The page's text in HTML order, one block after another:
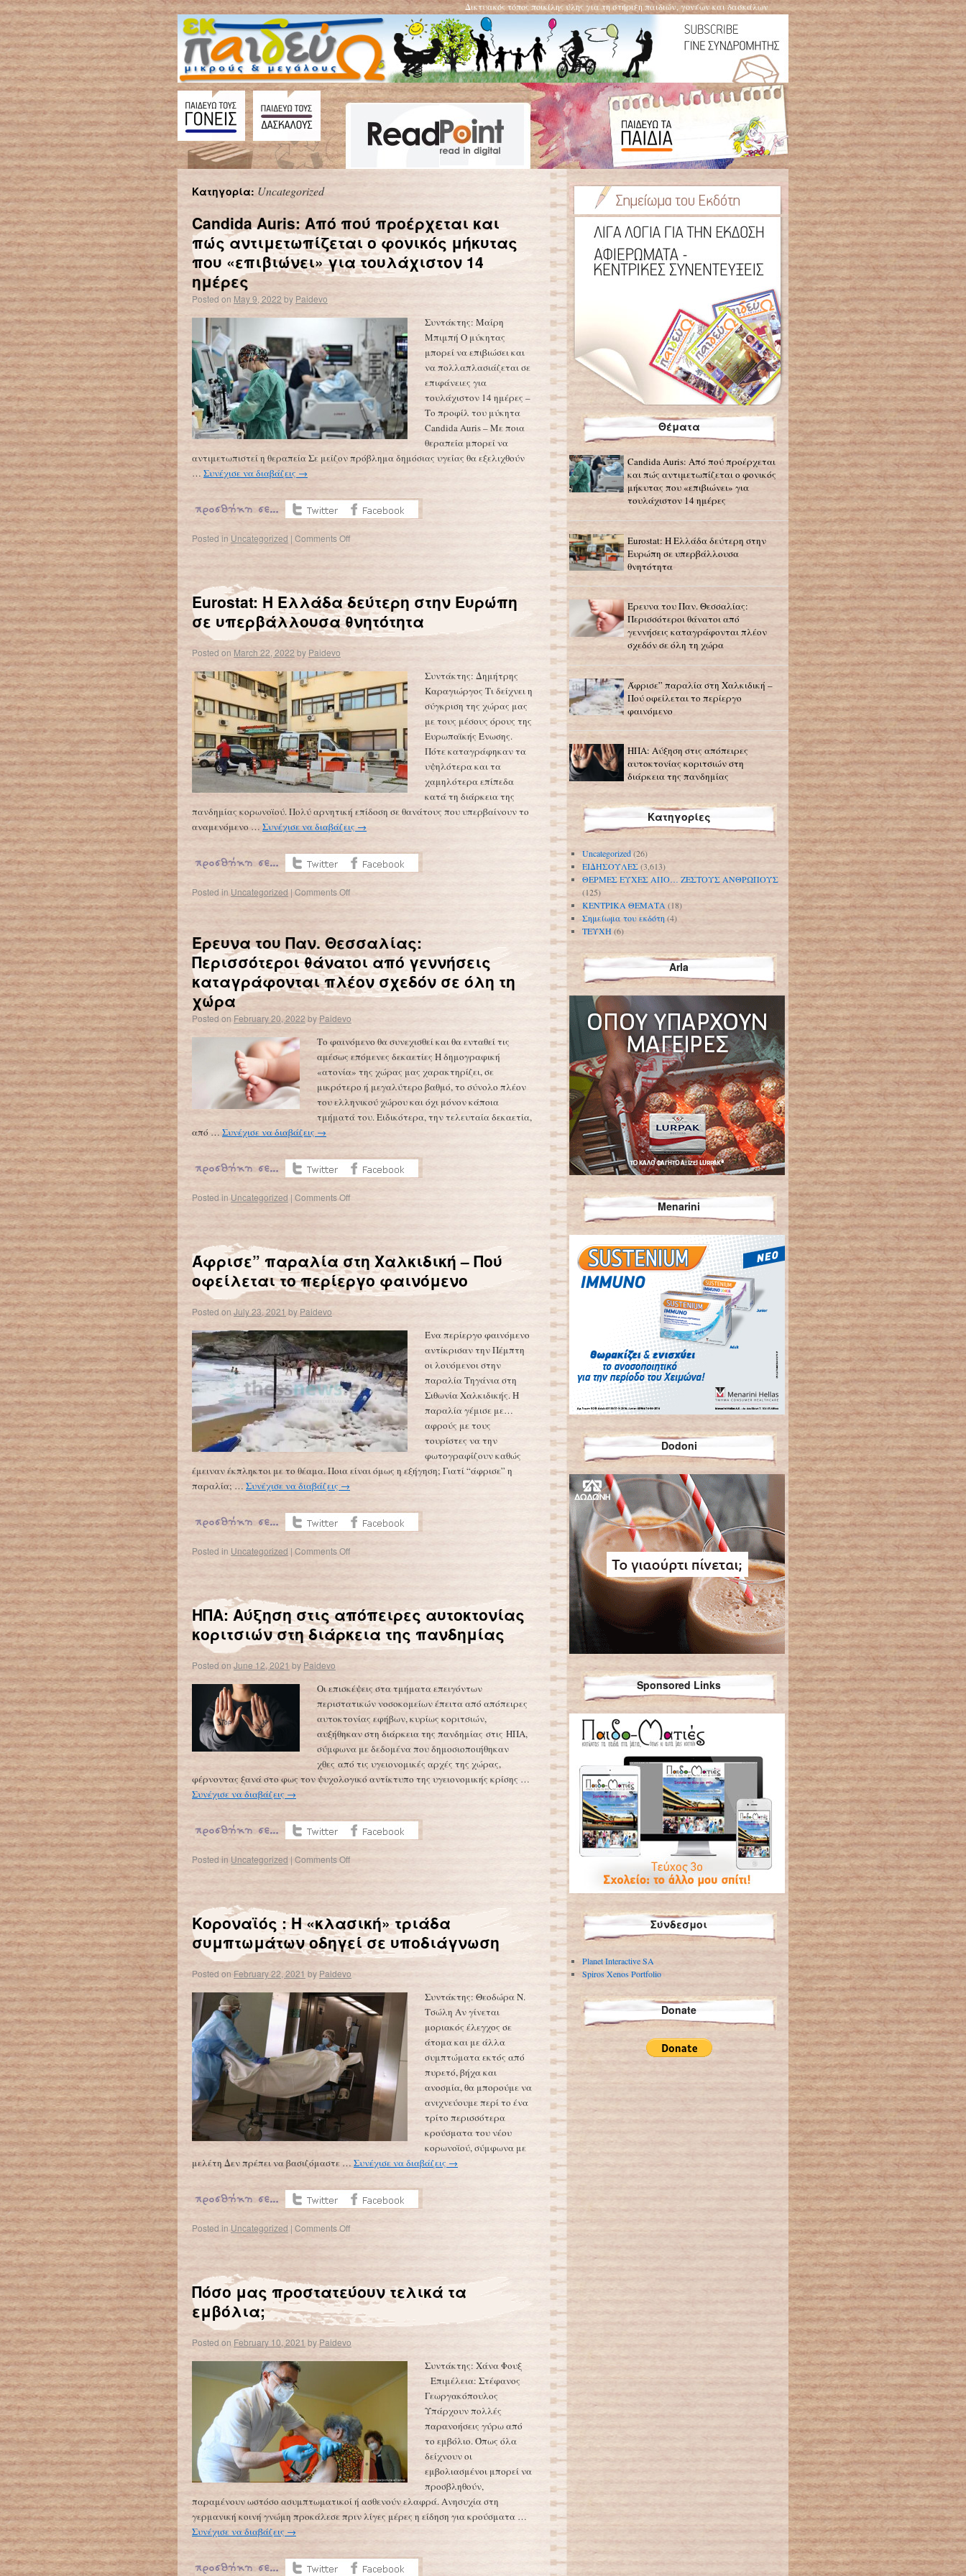
Δικτυακός τόπος ποικίλης ύλης για τη στήριξη παιδιών, γονέων και δασκάλων
Κατηγορία: Uncategorized
Candida Auris: Από πού προέρχεται και
πώς αντιμετωπίζεται ο φονικός μήκυτας
που «επιβιώνει» για τουλάχιστον 14
ημέρες
Posted on May 9, 2022 by Paidevo
Συντάκτης: Μαίρη
Μπιμπή Ο μύκητας
μπορεί να επιβιώσει και
να πολλαπλασιάζεται σε
επιφάνειες για
τουλάχιστον 14 ημέρες –
Το προφίλ του μύκητα
Candida Auris – Με ποια
θεραπεία μπορεί να
αντιμετωπιστεί η θεραπεία Σε μείζον πρόβλημα δημόσιας υγείας θα εξελιχθούν
… Συνέχισε να διαβάζεις →
Posted in Uncategorized | Comments Off
Eurostat: Η Ελλάδα δεύτερη στην Ευρώπη
σε υπερβάλλουσα θνητότητα
Posted on March 22, 2022 by Paidevo
Συντάκτης: Δημήτρης
Καραγιώργος Τι δείχνει η
σύγκριση της χώρας μας
με τους μέσους όρους της
Ευρωπαϊκής Ένωσης.
Πότε καταγράφηκαν τα
υψηλότερα και τα
χαμηλότερα επίπεδα
κατά τη διάρκεια της
πανδημίας κορωνοϊού. Πολύ αρνητική επίδοση σε θανάτους που υπερβαίνουν το
αναμενόμενο … Συνέχισε να διαβάζεις →
Posted in Uncategorized | Comments Off
Έρευνα του Παν. Θεσσαλίας:
Περισσότεροι θάνατοι από γεννήσεις
καταγράφονται πλέον σχεδόν σε όλη τη
χώρα
Posted on February 20, 2022 by Paidevo
Το φαινόμενο θα συνεχισθεί και θα ενταθεί τις
αμέσως επόμενες δεκαετίες Η δημογραφική
«ατονία» της χώρας μας χαρακτηρίζει, σε
μικρότερο ή μεγαλύτερο βαθμό, το σύνολο πλέον
του ελληνικού χώρου και όχι μόνον κάποια
τμήματά του. Ειδικότερα, την τελευταία δεκαετία,
από …Συνέχισε να διαβάζεις →
Posted in Uncategorized | Comments Off
Άφρισε” παραλία στη Χαλκιδική – Πού
οφείλεται το περίεργο φαινόμενο
Posted on July 23, 2021 by Paidevo
Ένα περίεργο φαινόμενο
αντίκρισαν την Πέμπτη
οι λουόμενοι στην
παραλία Τηγάνια στη
Σιθωνία Χαλκιδικής. Η
παραλία γέμισε με…
αφρούς με τους
τουρίστες να την
φωτογραφίζουν καθώς
έμειναν έκπληκτοι με το θέαμα. Ποια είναι όμως η εξήγηση; Γιατί “άφρισε” η
παραλία; … Συνέχισε να διαβάζεις →
Posted in Uncategorized | Comments Off
ΗΠΑ: Αύξηση στις απόπειρες αυτοκτονίας
κοριτσιών στη διάρκεια της πανδημίας
Posted on June 12, 2021 by Paidevo
Οι επισκέψεις στα τμήματα επειγόντων
περιστατικών νοσοκομείων έπειτα από απόπειρες
αυτοκτονίας εφήβων, κυρίως κοριτσιών,
αυξήθηκαν στη διάρκεια της πανδημίας στις ΗΠΑ,
σύμφωνα με δεδομένα που δημοσιοποιήθηκαν
χθες από τις υγειονομικές αρχές της χώρας,
φέρνοντας ξανά στο φως τον ψυχολογικό αντίκτυπο της υγειονομικής κρίσης …
Συνέχισε να διαβάζεις →
Posted in Uncategorized | Comments Off
Κοροναϊός : Η «κλασική» τριάδα
συμπτωμάτων οδηγεί σε υποδιάγνωση
Posted on February 22, 2021 by Paidevo
Συντάκτης: Θεοδώρα Ν.
Τσώλη Aν γίνεται
μοριακός έλεγχος σε
άτομα και με άλλα
συμπτώματα εκτός από
πυρετό, βήχα και
ανοσμία, θα μπορούμε να
ανιχνεύουμε περί το ένα
τρίτο περισσότερα
κρούσματα του νέου
κορωνοϊού, σύμφωνα με
μελέτη Δεν πρέπει να βασιζόμαστε … Συνέχισε να διαβάζεις →
Posted in Uncategorized | Comments Off
Πόσο μας προστατεύουν τελικά τα
εμβόλια;
Posted on February 10, 2021 by Paidevo
Συντάκτης: Χάνα Φουξ
Επιμέλεια: Στέφανος
Γεωργακόπουλος
Υπάρχουν πολλές
παρανοήσεις γύρω από
το εμβόλιο. Όπως όλα
δείχνουν οι
εμβολιασμένοι μπορεί να
προσβληθούν,
παραμένουν ωστόσο ασυμπτωματικοί ή ασθενούν ελαφρά. Ανησυχία στη
γερμανική κοινή γνώμη προκάλεσε πριν λίγες μέρες η είδηση για κρούσματα …
Συνέχισε να διαβάζεις →
Θέματα
Candida Auris: Από πού προέρχεται
και πώς αντιμετωπίζεται ο φονικός
μήκυτας που «επιβιώνει» για
τουλάχιστον 14 ημέρες
Eurostat: Η Ελλάδα δεύτερη στην
Ευρώπη σε υπερβάλλουσα
θνητότητα
Έρευνα του Παν. Θεσσαλίας:
Περισσότεροι θάνατοι από
γεννήσεις καταγράφονται πλέον
σχεδόν σε όλη τη χώρα
Άφρισε” παραλία στη Χαλκιδική –
Πού οφείλεται το περίεργο
φαινόμενο
ΗΠΑ: Αύξηση στις απόπειρες
αυτοκτονίας κοριτσιών στη
διάρκεια της πανδημίας
Κατηγορίες
Uncategorized (26)
ΕΙΔΗΣΟΥΛΕΣ(3,613)
ΘΕΡΜΕΣ ΕΥΧΕΣ ΑΠΟ… ΖΕΣΤΟΥΣ ΑΝΘΡΩΠΟΥΣ
(125)
ΚΕΝΤΡΙΚΑ ΘΕΜΑΤΑ (18)
Σημείωμα του εκδότη(4)
ΤΕΥΧΗ(6)
Arla
Menarini
Dodoni
Sponsored Links
Σύνδεσμοι
Planet Interactive SA
Spiros Xenos Portfolio
Donate